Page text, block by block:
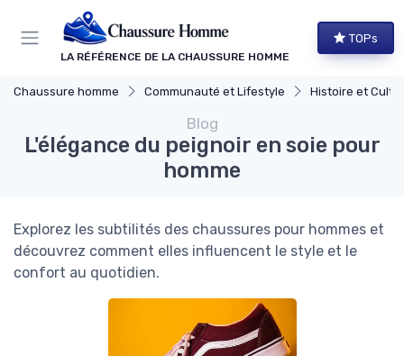
LA RÉFÉRENCE DE LA CHAUSSURE HOMME
TOPs
Chaussure homme Communauté et Lifestyle Histoire et Culture de
Blog
L'élégance du peignoir en soie pour
homme
Explorez les subtilités des chaussures pour hommes et
découvrez comment elles influencent le style et le
confort au quotidien.
Panneau de gestion des cookies